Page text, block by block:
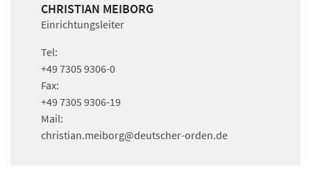
CHRISTIAN MEIBORG
Einrichtungsleiter
Tel:
+49 7305 9306-0
Fax:
+49 7305 9306-19
Mail:
christian.meiborg@deutscher-orden.de